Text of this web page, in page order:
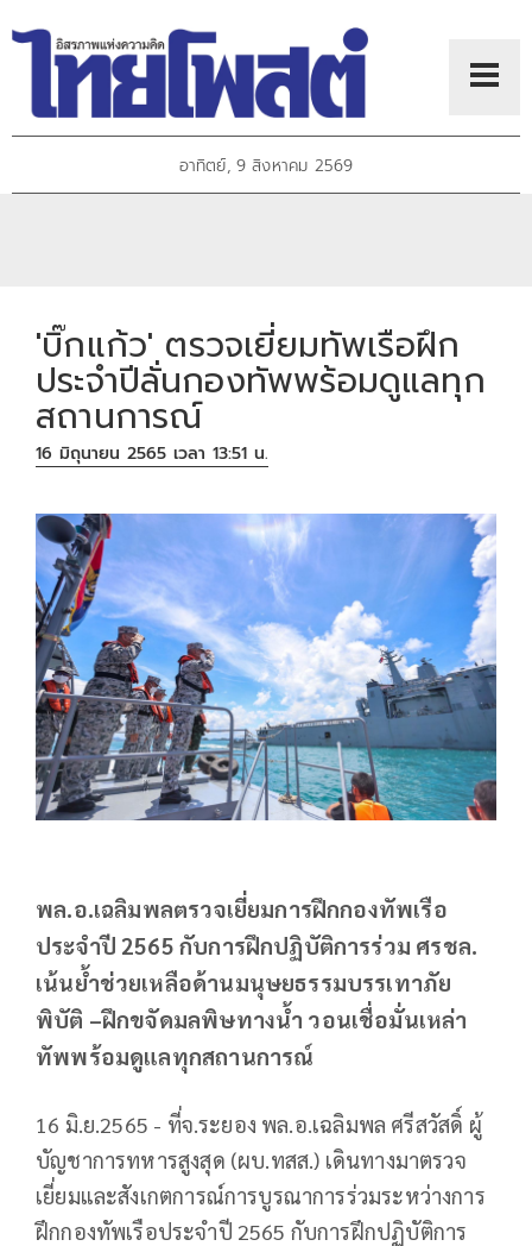
อาทิตย์, 9 สิงหาคม 2569
'บิ๊กแก้ว' ตรวจเยี่ยมทัพเรือฝึก
ประจำปีลั่นกองทัพพร้อมดูแลทุก
สถานการณ์
16 มิถุนายน 2565 เวลา 13:51 น.
พล.อ.เฉลิมพลตรวจเยี่ยมการฝึกกองทัพเรือ
ประจำปี 2565 กับการฝึกปฏิบัติการร่วม ศรชล.
เน้นย้ำช่วยเหลือด้านมนุษยธรรมบรรเทาภัย
พิบัติ –ฝึกขจัดมลพิษทางน้ำ วอนเชื่อมั่นเหล่า
ทัพพร้อมดูแลทุกสถานการณ์
16 มิ.ย.2565 - ที่จ.ระยอง พล.อ.เฉลิมพล ศรีสวัสดิ์ ผู้
บัญชาการทหารสูงสุด (ผบ.ทสส.) เดินทางมาตรวจ
เยี่ยมและสังเกตการณ์การบูรณาการร่วมระหว่างการ
ฝึกกองทัพเรือประจำปี 2565 กับการฝึกปฏิบัติการ